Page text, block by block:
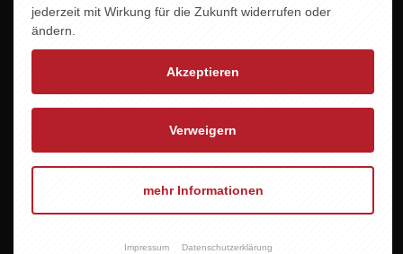
2023
jederzeit mit Wirkung für die Zukunft widerrufen oder
ändern.
Akzeptieren
Verweigern
mehr Informationen
Impressum Datenschutzerklärung